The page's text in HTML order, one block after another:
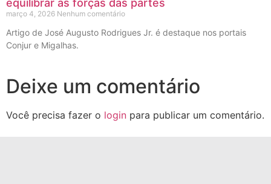
equilibrar as forças das partes
março 4, 2026 Nenhum comentário
Artigo de José Augusto Rodrigues Jr. é destaque nos portais
Conjur e Migalhas.
Deixe um comentário
Você precisa fazer o login para publicar um comentário.